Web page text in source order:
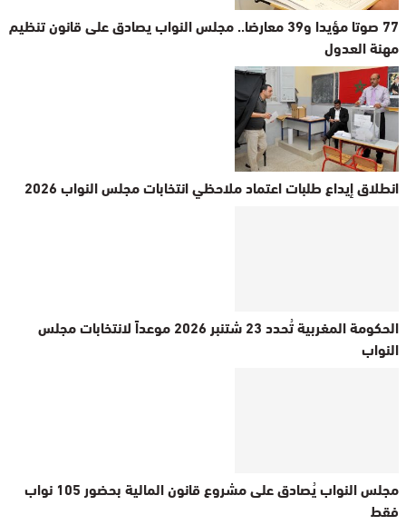
77 صوتا مؤيدا و39 معارضا.. مجلس النواب يصادق على قانون تنظيم
مهنة العدول
انطلاق إيداع طلبات اعتماد ملاحظي انتخابات مجلس النواب 2026
الحكومة المغربية تُحدد 23 شتنبر 2026 موعداً لانتخابات مجلس
النواب
مجلس النواب يُصادق على مشروع قانون المالية بحضور 105 نواب
فقط